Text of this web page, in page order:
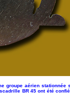
groupe aérien stationnée
BR 45 ont été